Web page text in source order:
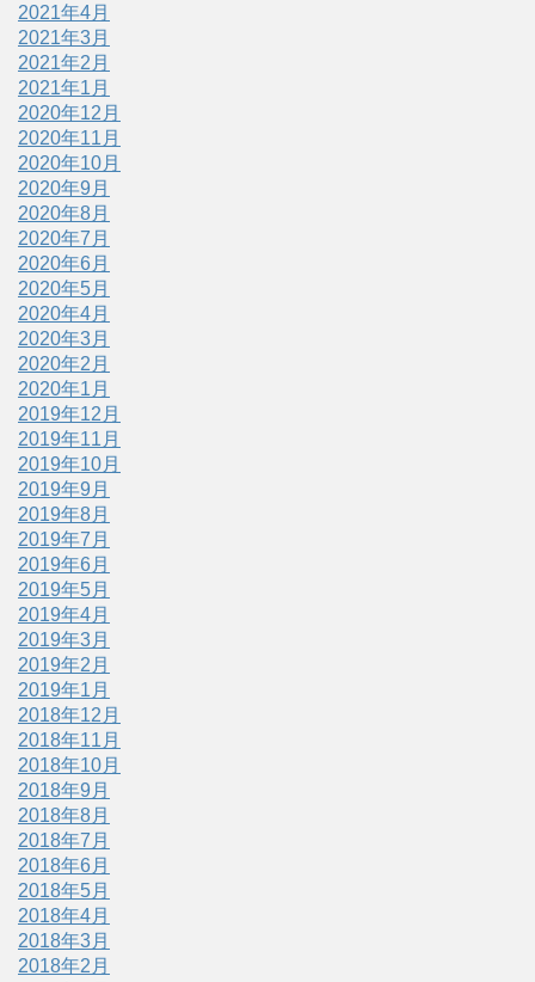
2021年4月
2021年3月
2021年2月
2021年1月
2020年12月
2020年11月
2020年10月
2020年9月
2020年8月
2020年7月
2020年6月
2020年5月
2020年4月
2020年3月
2020年2月
2020年1月
2019年12月
2019年11月
2019年10月
2019年9月
2019年8月
2019年7月
2019年6月
2019年5月
2019年4月
2019年3月
2019年2月
2019年1月
2018年12月
2018年11月
2018年10月
2018年9月
2018年8月
2018年7月
2018年6月
2018年5月
2018年4月
2018年3月
2018年2月